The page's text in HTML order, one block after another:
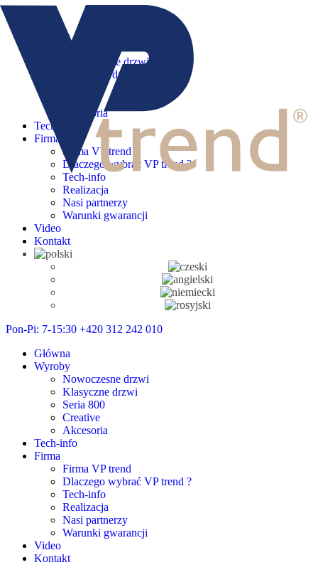
Główna
Nowoczesne drzwi
Klasyczne drzwi
Akcesoria
Tech-info
Firma
Firma VP trend
Dlaczego wybrać VP trend ?
Tech-info
Realizacja
Nasi partnerzy
Warunki gwarancji
Video
Kontakt
Pon-Pi: 7-15:30 +420 312 242 010
Główna
Wyroby
Nowoczesne drzwi
Klasyczne drzwi
Seria 800
Creative
Akcesoria
Tech-info
Firma
Firma VP trend
Dlaczego wybrać VP trend ?
Tech-info
Realizacja
Nasi partnerzy
Warunki gwarancji
Video
Kontakt